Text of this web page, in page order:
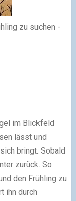
zu suchen -
im Blickfeld
lässt und
bringt. Sobald
zurück. So
den Frühling zu
ihn durch